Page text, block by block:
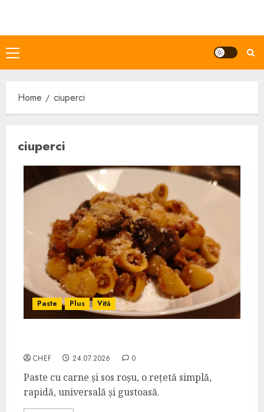
content
Primary
Menu
Home ciuperci
ciuperci
Paste Plus Vită
CHEF 24.07.2026 0
Paste cu carne și sos roșu, o rețetă simplă,
rapidă, universală și gustoasă.